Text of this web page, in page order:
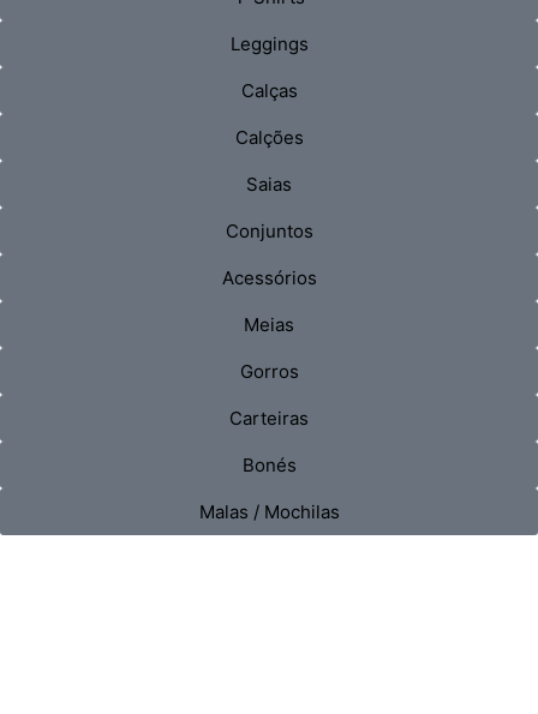
Leggings
Calças
Calções
Saias
Conjuntos
Acessórios
Meias
Gorros
Carteiras
Bonés
Malas / Mochilas